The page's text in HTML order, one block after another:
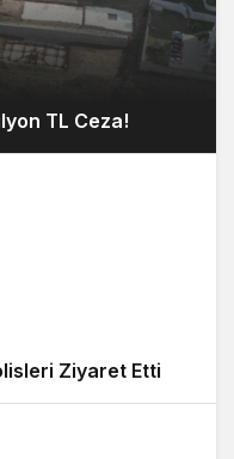
TL Ceza!
Ziyaret Etti